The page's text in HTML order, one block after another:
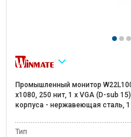
Промышленный монитор
x1080, 250 нит, 1 x VGA (D-sub
корпуса - нержавеющая сталь,
Тип